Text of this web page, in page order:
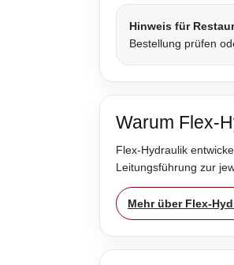
Hinweis für
Bestellung prüfen
Warum Flex-
Flex-Hydraulik
Leitungsführung zur
Mehr über Flex-